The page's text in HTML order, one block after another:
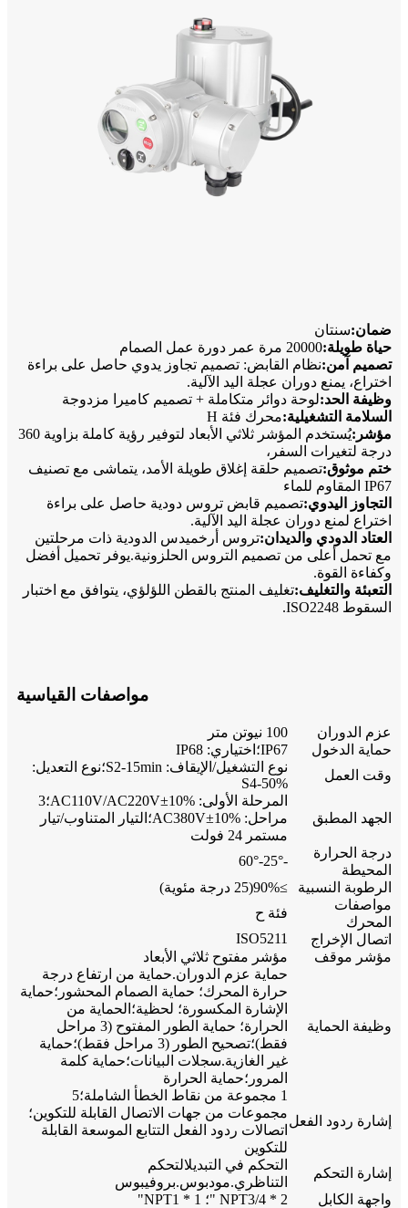
ضمان:سنتان
حياة طويلة:20000 مرة عمر دورة عمل الصمام
تصميم آمن:نظام القابض: تصميم تجاوز يدوي حاصل على براءة
اختراع، يمنع دوران عجلة اليد الآلية.
وظيفة الحد:لوحة دوائر متكاملة + تصميم كاميرا مزدوجة
السلامة التشغيلية:محرك فئة H
مؤشر:
يُستخدم المؤشر ثلاثي الأبعاد لتوفير رؤية كاملة بزاوية 360
درجة لتغيرات السفر،
ختم موثوق:تصميم حلقة إغلاق طويلة الأمد، يتماشى مع تصنيف
IP67 المقاوم للماء
التجاوز اليدوي:تصميم قابض تروس دودية حاصل على براءة
اختراع لمنع دوران عجلة اليد الآلية.
العتاد الدودي والديدان:تروس أرخميدس الدودية ذات مرحلتين
مع تحمل أعلى من تصميم التروس الحلزونية.يوفر تحميل أفضل
وكفاءة القوة.
التعبئة والتغليف:تغليف المنتج بالقطن اللؤلؤي، يتوافق مع اختبار
السقوط ISO2248.
مواصفات القياسية
عزم الدوران
100 نيوتن متر
حماية الدخول
IP67؛اختياري: IP68
وقت العمل
نوع التشغيل/الإيقاف: S2-15min؛نوع التعديل:
S4-50%
الجهد المطبق
المرحلة الأولى: AC110V/AC220V±10%؛3
مراحل: AC380V±10%؛التيار المتناوب/تيار
مستمر 24 فولت
درجة الحرارة
المحيطة
-25°-60°
الرطوبة النسبية
≥90%(25 درجة مئوية)
مواصفات
المحرك
فئة ح
اتصال الإخراج
ISO5211
مؤشر موقف
مؤشر مفتوح ثلاثي الأبعاد
وظيفة الحماية
حماية عزم الدوران.حماية من ارتفاع درجة
حرارة المحرك؛ حماية الصمام المحشور؛حماية
الإشارة المكسورة؛ لحظية؛الحماية من
الحرارة؛ حماية الطور المفتوح (3 مراحل
فقط)؛تصحيح الطور (3 مراحل فقط)؛حماية
غير الغازية.سجلات البيانات؛حماية كلمة
المرور؛حماية الحرارة
إشارة ردود الفعل
1 مجموعة من نقاط الخطأ الشاملة؛5
مجموعات من جهات الاتصال القابلة للتكوين؛
اتصالات ردود الفعل التتابع الموسعة القابلة
للتكوين
إشارة التحكم
التحكم في التبديلالتحكم
التناظري.مودبوس.بروفيبوس
واجهة الكابل
2 * NPT3/4 "؛ 1 * NPT1"